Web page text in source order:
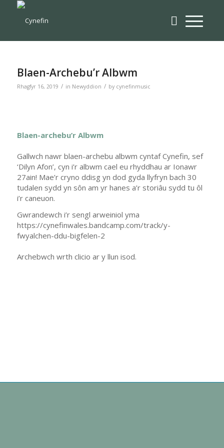
Blaen-Archebu’r Albwm
Rhagfyr 16, 2019 / in Newyddion / by cynefinmusic
Blaen-archebu’r Albwm
Gallwch nawr blaen-archebu albwm cyntaf Cynefin, sef
‘Dilyn Afon’, cyn i’r albwm cael eu rhyddhau ar Ionawr
27ain! Mae’r cryno ddisg yn dod gyda llyfryn bach 30
tudalen sydd yn sôn am yr hanes a’r storiâu sydd tu ôl
i’r caneuon.
Gwrandewch i’r sengl arweiniol yma
https://cynefinwales.bandcamp.com/track/y-
fwyalchen-ddu-bigfelen-2
Archebwch wrth clicio ar y llun isod.